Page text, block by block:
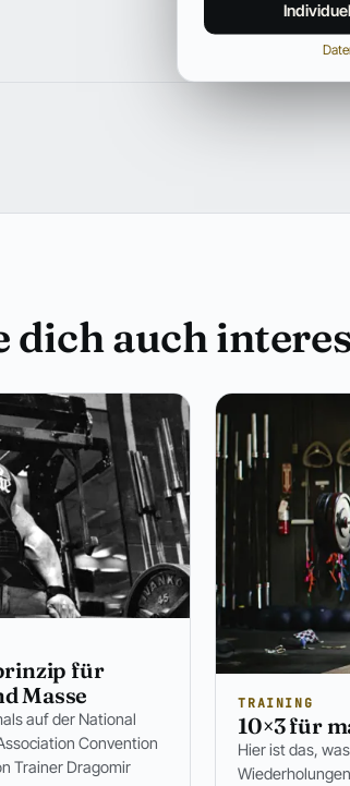
dich auch
für
Masse
auf der National
Convention
Trainer Dragomir
TRAINING
10×3 für
Hier ist das,